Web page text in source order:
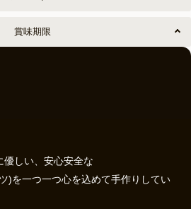
賞味期限
優しい、安心安全な
)を一つ一つ心を込めて手作りしてい